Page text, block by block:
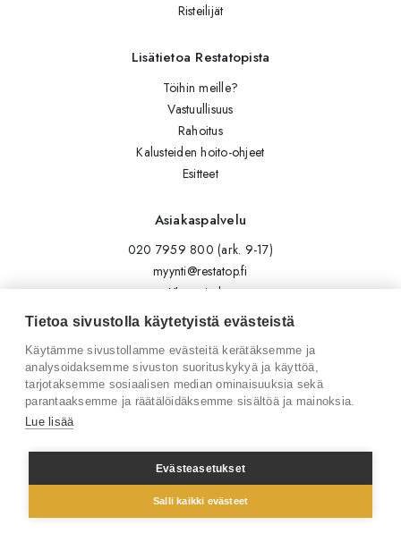
Risteilijät
Lisätietoa Restatopista
Töihin meille?
Vastuullisuus
Rahoitus
Kalusteiden hoito-ohjeet
Esitteet
Asiakaspalvelu
020 7959 800 (ark. 9-17)
myynti@restatop.fi
Yhteystiedot
Lähetä viesti
Seuraa meitä
Tilaa uutiskirje
Facebook
© 2026 Restatop Oy
Tietoa sivustolla käytetyistä evästeistä
Käytämme sivustollamme evästeitä kerätäksemme ja
analysoidaksemme sivuston suorituskykyä ja käyttöä,
tarjotaksemme sosiaalisen median ominaisuuksia sekä
parantaaksemme ja räätälöidäksemme sisältöä ja mainoksia.
Lue lisää
Evästeasetukset
Salli kaikki evästeet